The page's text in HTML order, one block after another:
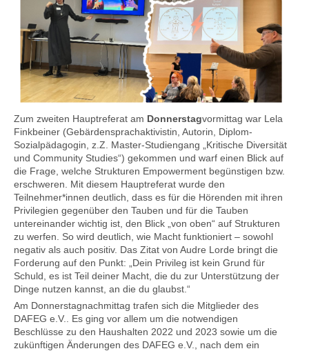
Zum zweiten Hauptreferat am Donnerstagvormittag war Lela
Finkbeiner (Gebärdensprachaktivistin, Autorin, Diplom-
Sozialpädagogin, z.Z. Master-Studiengang „Kritische Diversität
und Community Studies“) gekommen und warf einen Blick auf
die Frage, welche Strukturen Empowerment begünstigen bzw.
erschweren. Mit diesem Hauptreferat wurde den
Teilnehmer*innen deutlich, dass es für die Hörenden mit ihren
Privilegien gegenüber den Tauben und für die Tauben
untereinander wichtig ist, den Blick „von oben“ auf Strukturen
zu werfen. So wird deutlich, wie Macht funktioniert – sowohl
negativ als auch positiv. Das Zitat von Audre Lorde bringt die
Forderung auf den Punkt: „Dein Privileg ist kein Grund für
Schuld, es ist Teil deiner Macht, die du zur Unterstützung der
Dinge nutzen kannst, an die du glaubst.“
Am Donnerstagnachmittag trafen sich die Mitglieder des
DAFEG e.V.. Es ging vor allem um die notwendigen
Beschlüsse zu den Haushalten 2022 und 2023 sowie um die
zukünftigen Änderungen des DAFEG e.V., nach dem ein